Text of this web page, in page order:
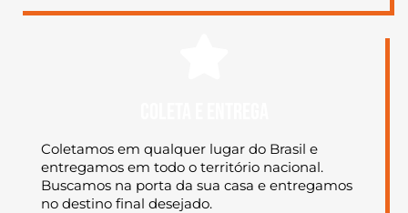
Coletamos em qualquer lugar do Brasil e
entregamos em todo o território nacional.
Buscamos na porta da sua casa e entregamos
no destino final desejado.